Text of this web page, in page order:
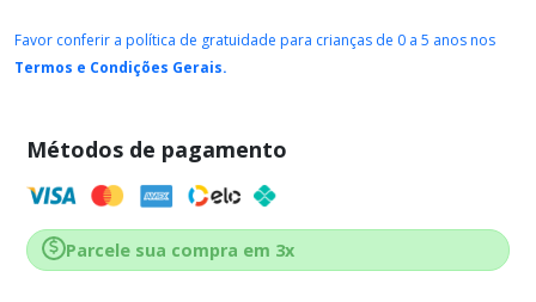
Favor conferir a política de gratuidade para crianças de 0 a 5 anos nos
Termos e Condições Gerais.
Métodos de pagamento
Parcele sua compra em 3x